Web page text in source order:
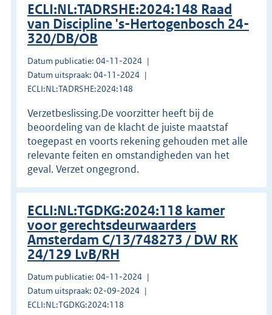
ECLI:NL:TADRSHE:2024:148 Raad
van Discipline 's-Hertogenbosch 24-
320/DB/OB
Datum publicatie: 04-11-2024
Datum uitspraak: 04-11-2024
ECLI:NL:TADRSHE:2024:148
Verzetbeslissing.De voorzitter heeft bij de
beoordeling van de klacht de juiste maatstaf
toegepast en voorts rekening gehouden met alle
relevante feiten en omstandigheden van het
geval. Verzet ongegrond.
ECLI:NL:TGDKG:2024:118 kamer
voor gerechtsdeurwaarders
Amsterdam C/13/748273 / DW RK
24/129 LvB/RH
Datum publicatie: 04-11-2024
Datum uitspraak: 02-09-2024
ECLI:NL:TGDKG:2024:118